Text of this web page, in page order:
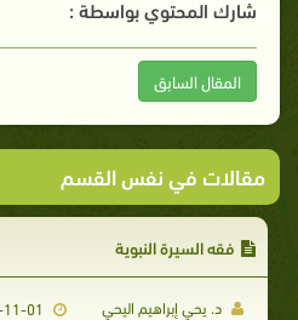
شارك المحتوي بواسطة :
المقال السابق
مقالات في نفس القسم
فقه السيرة النبوية
د. يحي إبراهيم اليحي